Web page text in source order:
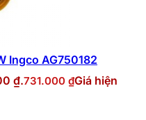
Ingco AG750182
₫.731.000 ₫Giá hiện